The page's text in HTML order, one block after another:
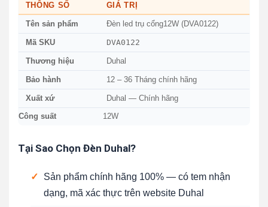
THÔNG SỐ GIÁ TRỊ
Tên sản phẩm Đèn led trụ cổng12W (DVA0122)
Mã SKU DVA0122
Thương hiệu Duhal
Bảo hành 12 – 36 Tháng chính hãng
Xuất xứ Duhal — Chính hãng
Công suất 12W
Tại Sao Chọn Đèn Duhal?
✓
Sản phẩm chính hãng 100% — có tem nhận
dạng, mã xác thực trên website Duhal